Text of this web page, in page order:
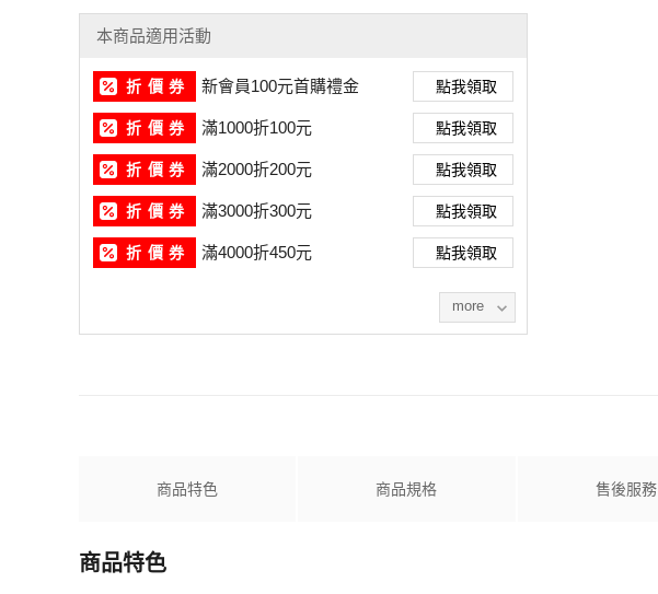
本商品適用活動
折 價 券 新會員100元首購禮金 點我領取
折 價 券 滿1000折100元 點我領取
折 價 券 滿2000折200元 點我領取
折 價 券 滿3000折300元 點我領取
折 價 券 滿4000折450元 點我領取
more
商品特色 商品規格 售後服務
商品特色